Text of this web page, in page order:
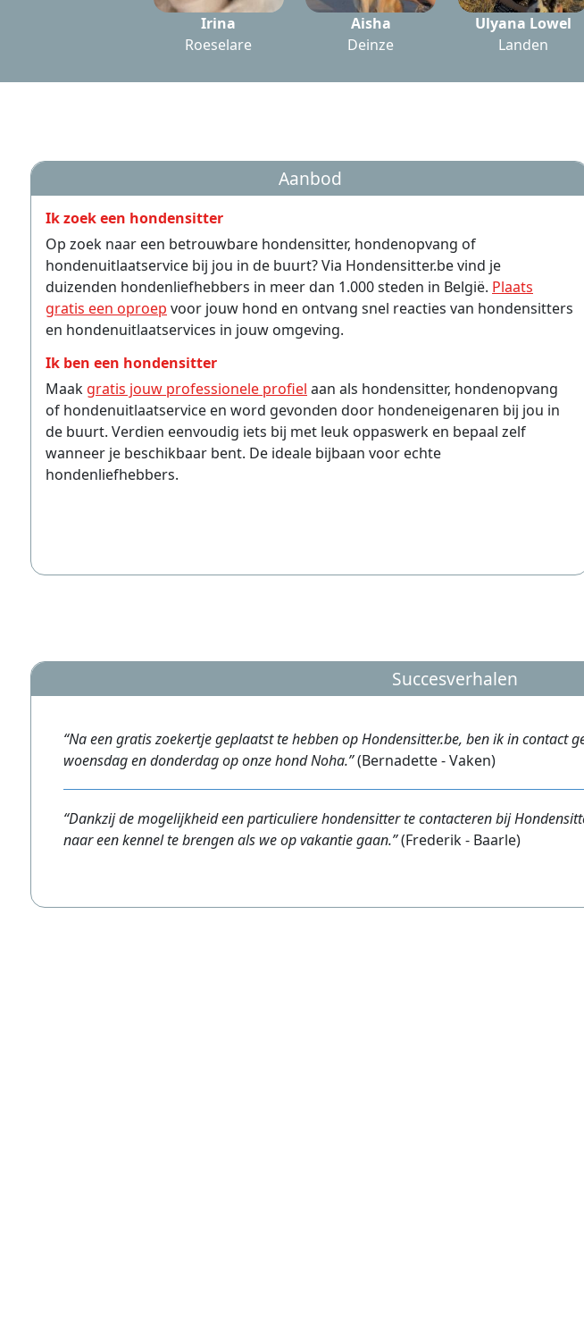
Irina
Roeselare
Aisha
Deinze
Ulyana Lowel
Landen
Aanbod
Ik zoek een hondensitter
Op zoek naar een betrouwbare hondensitter, hondenopvang of
hondenuitlaatservice bij jou in de buurt? Via Hondensitter.be vind je
duizenden hondenliefhebbers in meer dan 1.000 steden in België. Plaats
gratis een oproep voor jouw hond en ontvang snel reacties van hondensitters
en hondenuitlaatservices in jouw omgeving.
Ik ben een hondensitter
Maak gratis jouw professionele profiel aan als hondensitter, hondenopvang
of hondenuitlaatservice en word gevonden door hondeneigenaren bij jou in
de buurt. Verdien eenvoudig iets bij met leuk oppaswerk en bepaal zelf
wanneer je beschikbaar bent. De ideale bijbaan voor echte
hondenliefhebbers.
Succesverhalen
Na een gratis zoekertje geplaatst te hebben op Hondensitter.be, ben ik in contact
woensdag en donderdag op onze hond Noha. (Bernadette - Vaken)
Dankzij de mogelijkheid een particuliere hondensitter te contacteren bij
naar een kennel te brengen als we op vakantie gaan. (Frederik - Baarle)